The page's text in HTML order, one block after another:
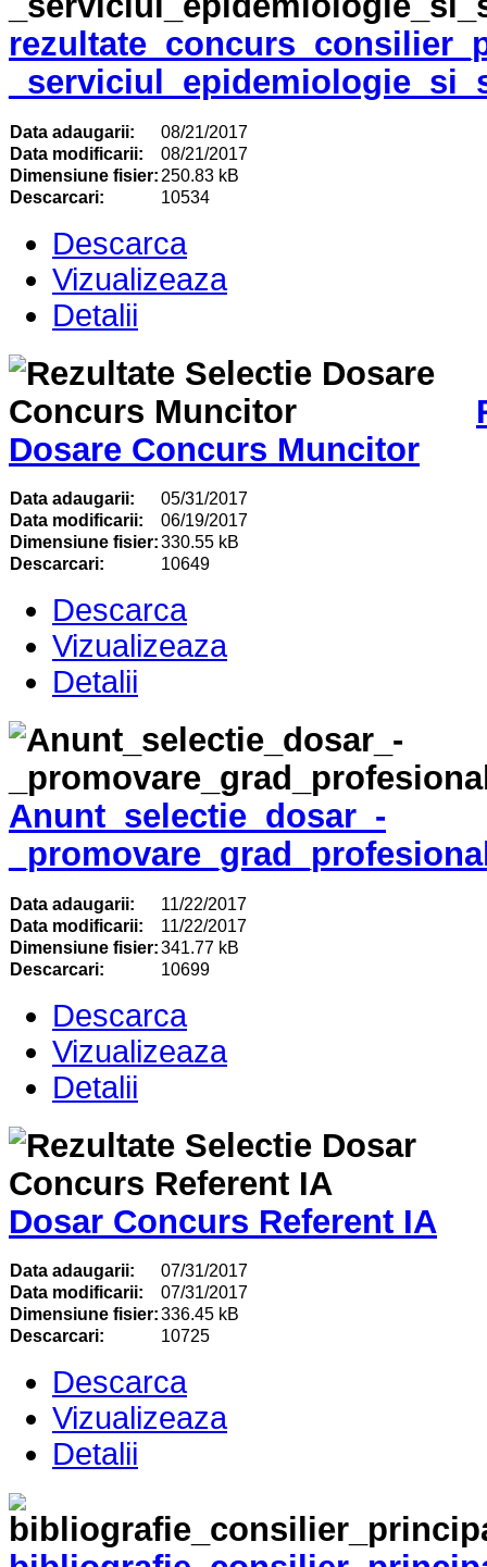
Data adaugarii:
08/21/2017
Data modificarii:
08/21/2017
Dimensiune fisier: 250.83 kB
Descarcari:
10534
Descarca
Vizualizeaza
Detalii
Dosare Concurs Muncitor
Data adaugarii:
05/31/2017
Data modificarii:
06/19/2017
Dimensiune fisier:330.55 kB
Descarcari:
10649
Descarca
Vizualizeaza
Detalii
Anunt_selectie_dosar_-
Data adaugarii:
11/22/2017
Data modificarii:
11/22/2017
Dimensiune fisier:341.77 kB
Descarcari:
10699
Descarca
Vizualizeaza
Detalii
Dosar Concurs Referent IA
Data adaugarii:
07/31/2017
Data modificarii:
07/31/2017
Dimensiune fisier:336.45 kB
Descarcari:
10725
Descarca
Vizualizeaza
Detalii